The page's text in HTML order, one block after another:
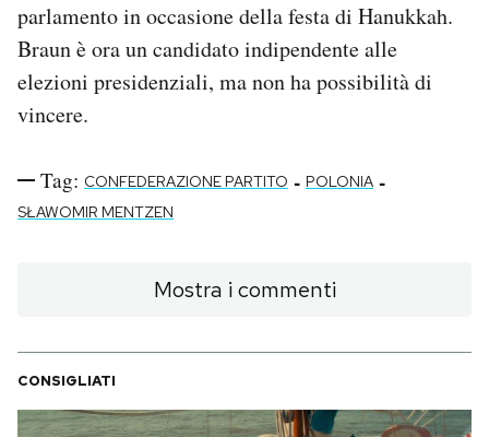
parlamento in occasione della festa di Hanukkah.
Braun è ora un candidato indipendente alle
elezioni presidenziali, ma non ha possibilità di
vincere.
Tag: CONFEDERAZIONE PARTITO - POLONIA -
SŁAWOMIR MENTZEN
Mostra i commenti
CONSIGLIATI